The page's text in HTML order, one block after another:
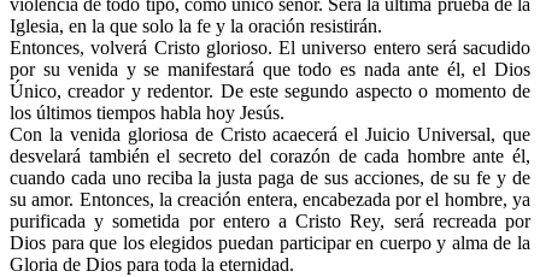
violencia de todo tipo, como único señor. Será la última prueba de la
Iglesia, en la que solo la fe y la oración resistirán.
Entonces, volverá Cristo glorioso. El universo entero será sacudido
por su venida y se manifestará que todo es nada ante él, el Dios
Único, creador y redentor. De este segundo aspecto o momento de
los últimos tiempos habla hoy Jesús.
Con la venida gloriosa de Cristo acaecerá el Juicio Universal, que
desvelará también el secreto del corazón de cada hombre ante él,
cuando cada uno reciba la justa paga de sus acciones, de su fe y de
su amor. Entonces, la creación entera, encabezada por el hombre, ya
purificada y sometida por entero a Cristo Rey, será recreada por
Dios para que los elegidos puedan participar en cuerpo y alma de la
Gloria de Dios para toda la eternidad.